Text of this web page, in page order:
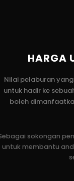
HARGA
Nilai pelaburan
untuk hadir ke
boleh
sokongan
untuk membantu